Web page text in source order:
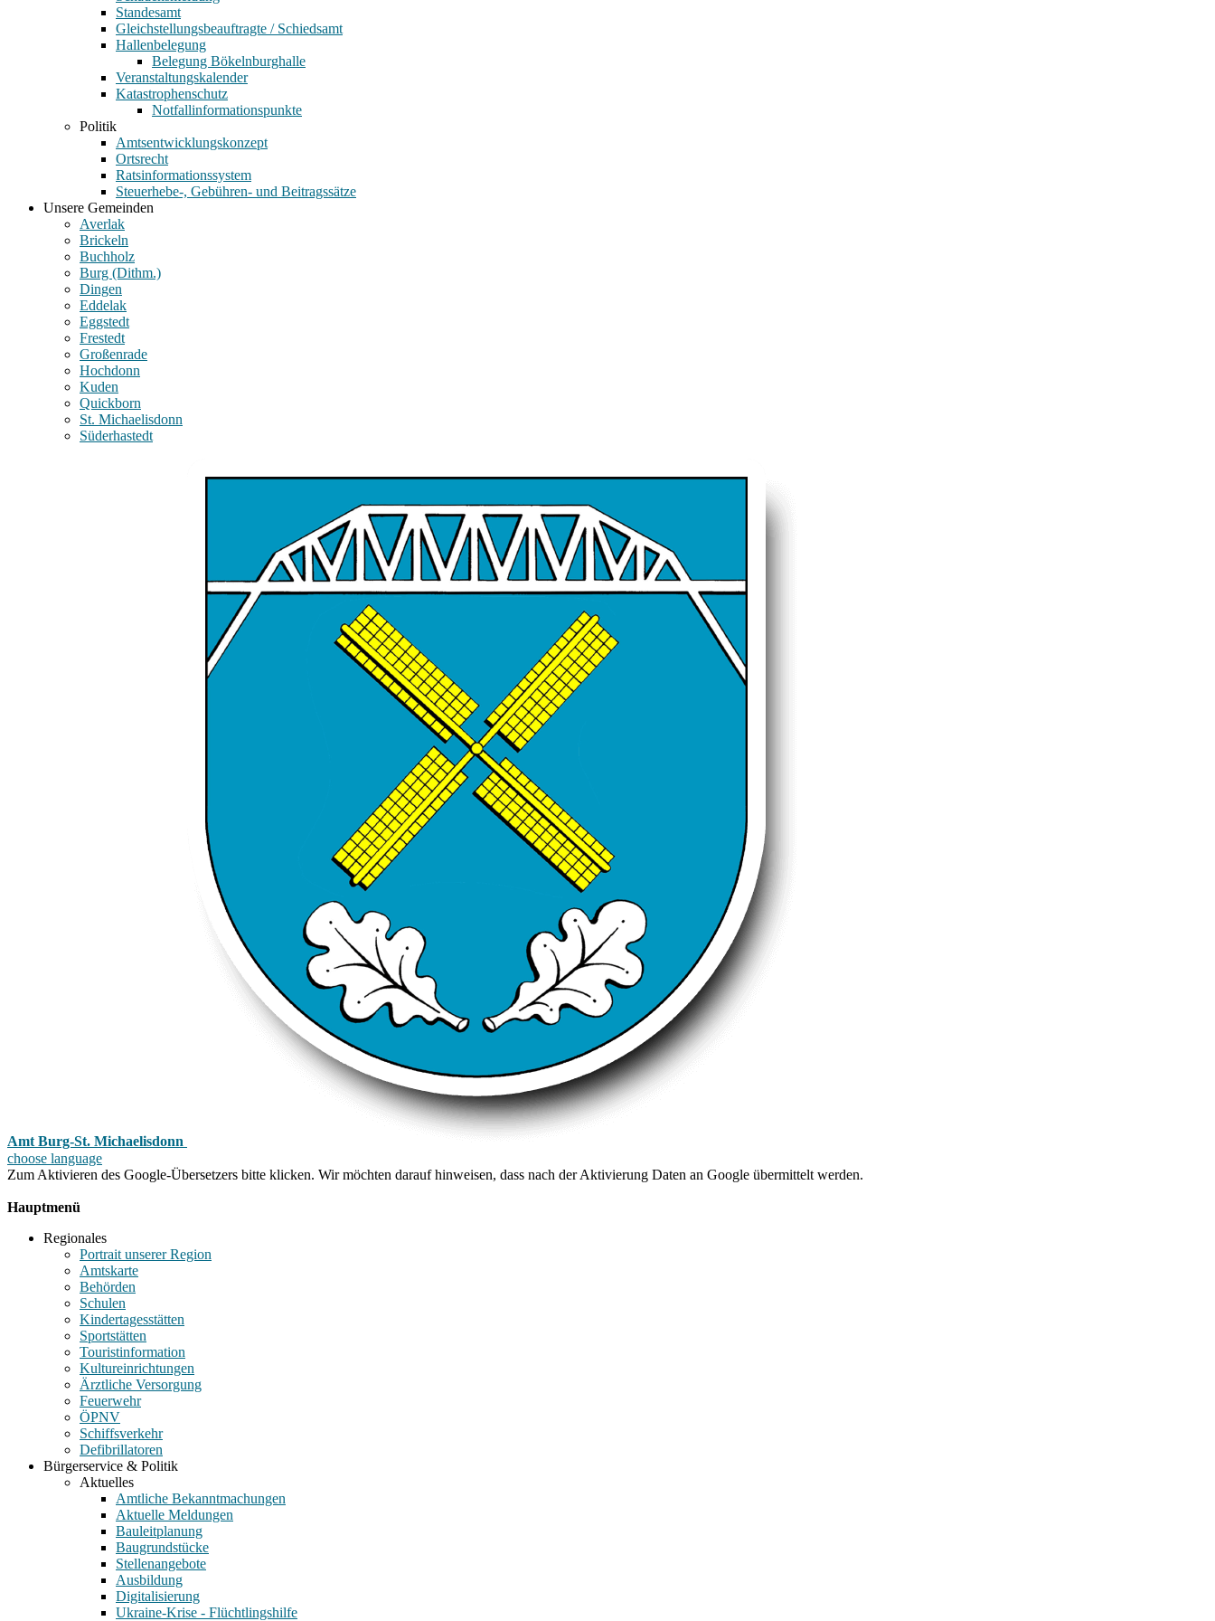
Standesamt
Gleichstellungsbeauftragte / Schiedsamt
Hallenbelegung
Belegung Bökelnburghalle
Veranstaltungskalender
Katastrophenschutz
Notfallinformationspunkte
Politik
Amtsentwicklungskonzept
Ortsrecht
Ratsinformationssystem
Steuerhebe-, Gebühren- und Beitragssätze
Unsere Gemeinden
Averlak
Brickeln
Buchholz
Burg (Dithm.)
Dingen
Eddelak
Eggstedt
Frestedt
Großenrade
Hochdonn
Kuden
Quickborn
St. Michaelisdonn
Süderhastedt
Amt Burg-St. Michaelisdonn
choose language
Zum Aktivieren des Google-Übersetzers bitte klicken. Wir möchten darauf hinweisen, dass nach der Aktivierung Daten an Google übermittelt werden.
Hauptmenü
Regionales
Portrait unserer Region
Amtskarte
Behörden
Schulen
Kindertagesstätten
Sportstätten
Touristinformation
Kultureinrichtungen
Ärztliche Versorgung
Feuerwehr
ÖPNV
Schiffsverkehr
Defibrillatoren
Bürgerservice & Politik
Aktuelles
Amtliche Bekanntmachungen
Aktuelle Meldungen
Bauleitplanung
Baugrundstücke
Stellenangebote
Ausbildung
Digitalisierung
Ukraine-Krise - Flüchtlingshilfe